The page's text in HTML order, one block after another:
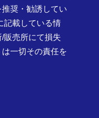
奨・勧誘してい
記載している情
販売所にて損失
一切その責任を